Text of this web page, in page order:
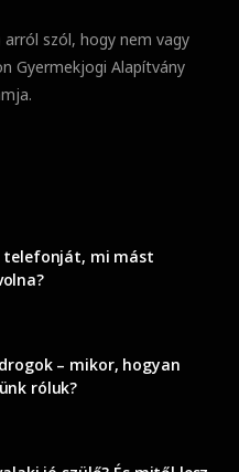
arról szól, hogy nem vagy
Gyermekjogi Alapítvány
telefonját, mi mást
– mikor, hogyan
róluk?